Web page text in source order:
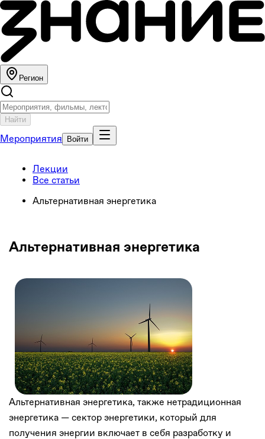
Регион
Найти
Мероприятия Войти
Лекции
Все статьи
Альтернативная энергетика
Альтернативная энергетика
Альтернативная энергетика, также нетрадиционная
энергетика — сектор энергетики, который для
получения энергии включает в себя разработку и